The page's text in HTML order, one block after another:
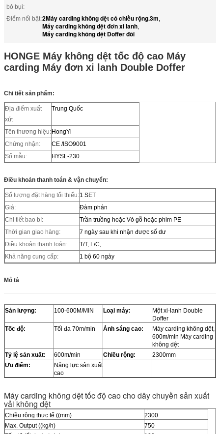
bỏ bụi:
Điểm nổi bật:2Máy carding không dệt có chiều rộng.3m,
Máy carding không dệt đơn xi lanh,
Máy carding không dệt Doffer đôi
HONGE Máy không dệt tốc độ cao Máy
carding Máy đơn xi lanh Double Doffer
Chi tiết sản phẩm:
Địa điểm xuất
xứ:
Trung Quốc
Tên thương hiệu:HongYi
Chứng nhận:
CE /ISO9001
Số mẫu:
HYSL-230
Điều khoản thanh toán & vận chuyển:
Số lượng đặt hàng tối thiểu:1 SET
Giá:
Đàm phán
Chi tiết bao bì:
Trần truồng hoặc Vỏ gỗ hoặc phim PE
Thời gian giao hàng:
7 ngày sau khi nhận được số dư
Điều khoản thanh toán:
T/T, L/C,
Khả năng cung cấp:
1 bộ 60 ngày
Mô tả
Sản lượng: 100-600M/MIN Loại máy:
Một xi-lanh Double
Doffer
Tốc độ:
Tối đa 70m/min Ánh sáng cao:
Máy carding không dệt,
600m/min Máy carding
không dệt
Tỷ lệ sản xuất:
600m/min Chiều rộng:
2300mm
Ưu điểm:
Năng lực sản xuất
cao
Máy carding không dệt tốc độ cao cho dây chuyền sản xuất
vải không dệt
Chiều rộng thực tế ((mm)
2300
Max. Output ((kg/h)
750